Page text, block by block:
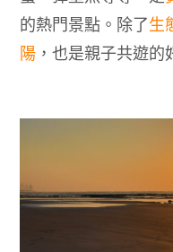
的熱門景點。除了生
陽 ，也是親子共遊的